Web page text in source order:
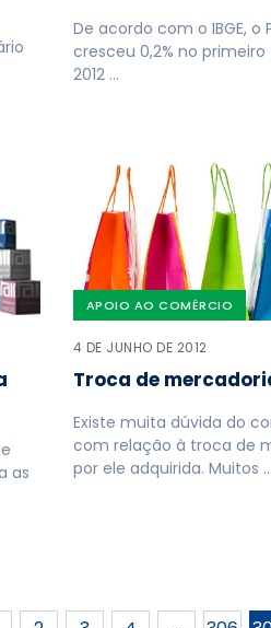
De acordo com o IBGE, o
cresceu 0,2% no
2012 …
as
APOIO AO COMÉRCIO
4 DE JUNHO DE 2012
Troca de
Existe muita dúvida do
com relação à troca de
por ele adquirida. Muitos …